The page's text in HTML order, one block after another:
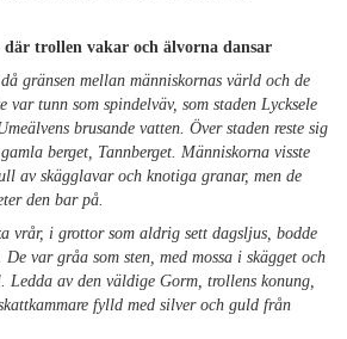
där trollen vakar och älvorna dansar
gränsen mellan människornas värld och de
var tunn som spindelväv, som staden Lycksele
brusande vatten. Över staden reste sig
berget, Tannberget. Människorna visste
av skägglavar och knotiga granar, men de
den bar på.
vrår, i grottor som aldrig sett dagsljus, bodde
var gråa som sten, med mossa i skägget och
Ledda av den väldige Gorm, trollens konung,
fylld med silver och guld från